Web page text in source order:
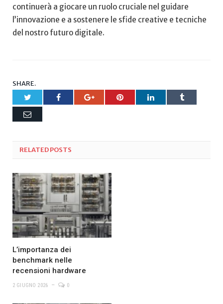
continuerà a⁣ giocare un ruolo cruciale nel guidare
⁢l’innovazione ‌e a sostenere le sfide creative e ⁣tecniche
del nostro futuro digitale.
SHARE.
Twitter Facebook Google+Pinterest LinkedIn Tumblr
Email
RELATEDPOSTS
L’importanza dei
benchmark nelle
recensioni hardware
2 GIUGNO 2026 0